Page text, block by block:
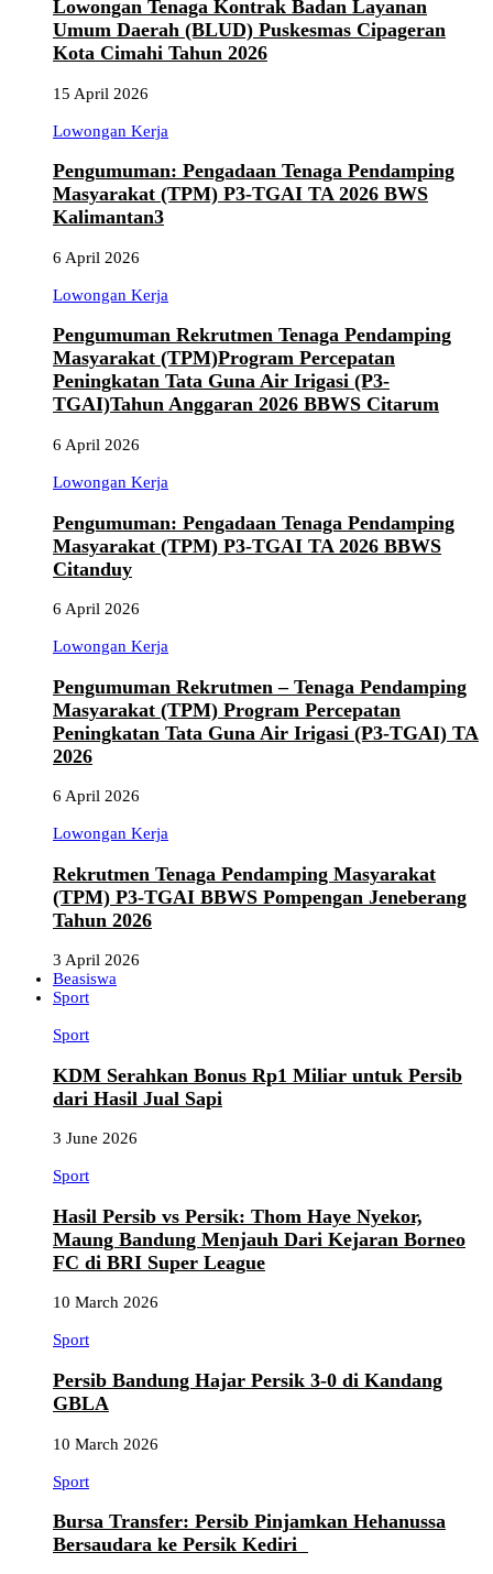
Lowongan Tenaga Kontrak Badan Layanan
Umum Daerah (BLUD) Puskesmas Cipageran
Kota Cimahi Tahun 2026
15 April 2026
Lowongan Kerja
Pengumuman: Pengadaan Tenaga Pendamping
Masyarakat (TPM) P3-TGAI TA 2026 BWS
Kalimantan3
6 April 2026
Lowongan Kerja
Pengumuman Rekrutmen Tenaga Pendamping
Masyarakat (TPM)Program Percepatan
Peningkatan Tata Guna Air Irigasi (P3-
TGAI)Tahun Anggaran 2026 BBWS Citarum
6 April 2026
Lowongan Kerja
Pengumuman: Pengadaan Tenaga Pendamping
Masyarakat (TPM) P3-TGAI TA 2026 BBWS
Citanduy
6 April 2026
Lowongan Kerja
Pengumuman Rekrutmen – Tenaga Pendamping
Masyarakat (TPM) Program Percepatan
Peningkatan Tata Guna Air Irigasi (P3-TGAI) TA
2026
6 April 2026
Lowongan Kerja
Rekrutmen Tenaga Pendamping Masyarakat
(TPM) P3-TGAI BBWS Pompengan Jeneberang
Tahun 2026
3 April 2026
Beasiswa
Sport
Sport
KDM Serahkan Bonus Rp1 Miliar untuk Persib
dari Hasil Jual Sapi
3 June 2026
Sport
Hasil Persib vs Persik: Thom Haye Nyekor,
Maung Bandung Menjauh Dari Kejaran Borneo
FC di BRI Super League
10 March 2026
Sport
Persib Bandung Hajar Persik 3-0 di Kandang
GBLA
10 March 2026
Sport
Bursa Transfer: Persib Pinjamkan Hehanussa
Bersaudara ke Persik Kediri